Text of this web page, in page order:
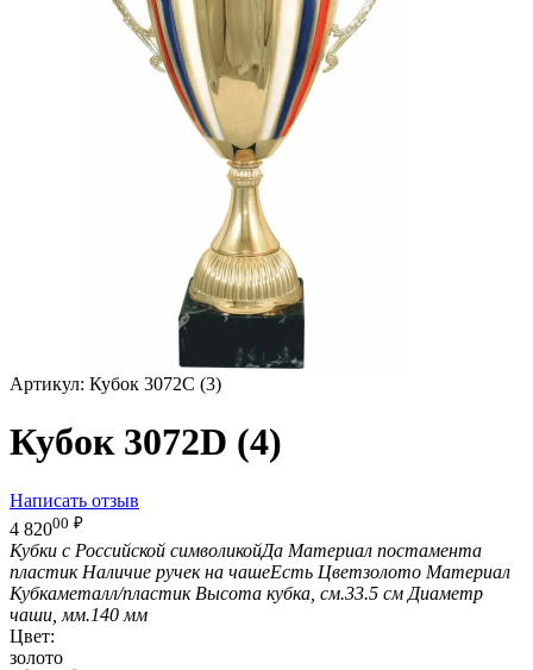
Артикул: Кубок 3072C (3)
Кубок 3072D (4)
Написать отзыв
4 82000 ₽
Кубки с Российской символикойДа Материал постамента
пластик Наличие ручек на чашеЕсть Цветзолото Материал
Кубкаметалл/пластик Высота кубка, см.33.5 см Диаметр
чаши, мм.140 мм
Цвет:
золото